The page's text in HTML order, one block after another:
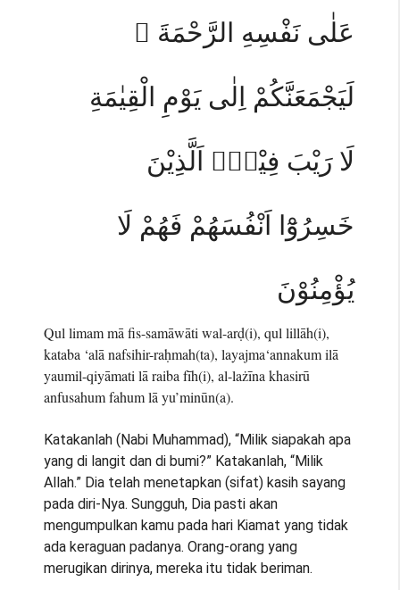
عَلٰى نَفْسِهِ الرَّحْمَةَ ۗ
لَيَجْمَعَنَّكُمْ اِلٰى يَوْمِ الْقِيٰمَةِ
لَا رَيْبَ فِيْهِۗ اَلَّذِيْنَ
خَسِرُوْٓا اَنْفُسَهُمْ فَهُمْ لَا
يُؤْمِنُوْنَ
Qul limam mā fis-samāwāti wal-arḍ(i), qul lillāh(i),
kataba ‘alā nafsihir-raḥmah(ta), layajma‘annakum ilā
yaumil-qiyāmati lā raiba fīh(i), al-lażīna khasirū
anfusahum fahum lā yu’minūn(a).
Katakanlah (Nabi Muhammad), “Milik siapakah apa
yang di langit dan di bumi?” Katakanlah, “Milik
Allah.” Dia telah menetapkan (sifat) kasih sayang
pada diri-Nya. Sungguh, Dia pasti akan
mengumpulkan kamu pada hari Kiamat yang tidak
ada keraguan padanya. Orang-orang yang
merugikan dirinya, mereka itu tidak beriman.